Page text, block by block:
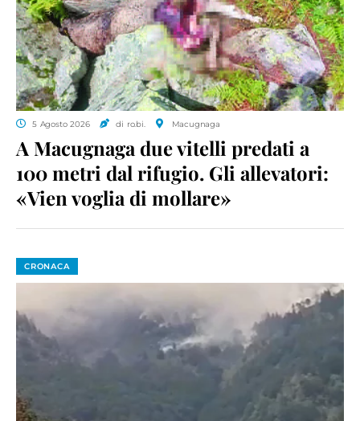
5 Agosto 2026 di ro.bi. Macugnaga
A Macugnaga due vitelli predati a
100 metri dal rifugio. Gli allevatori:
«Vien voglia di mollare»
CRONACA